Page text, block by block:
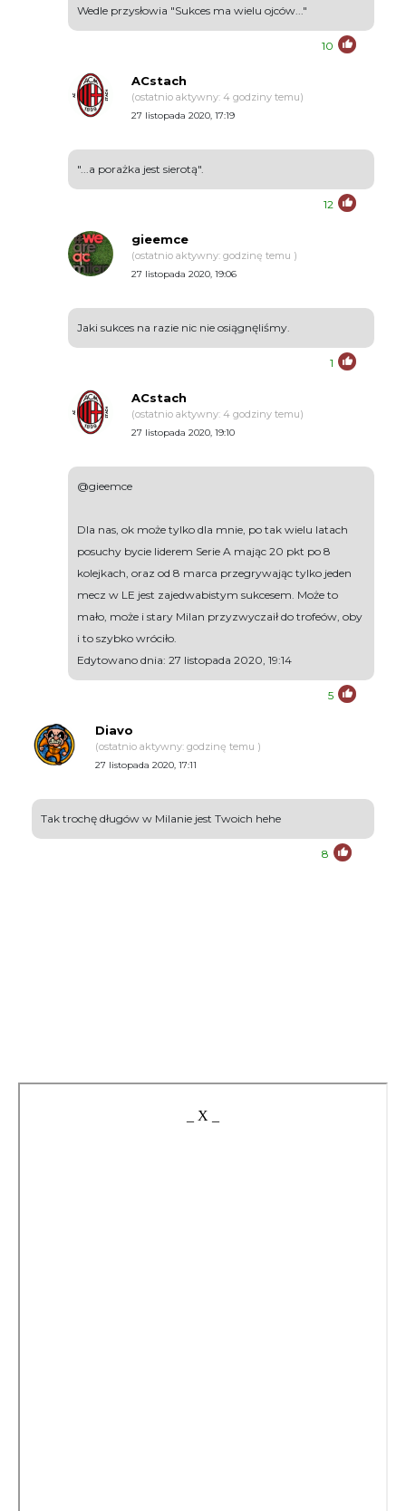
Wedle przysłowia "Sukces ma wielu ojców..."
10
ACstach
(ostatnio aktywny: 4 godziny temu)
27 listopada 2020, 17:19
"...a porażka jest sierotą".
12
gieemce
(ostatnio aktywny: godzinę temu )
27 listopada 2020, 19:06
Jaki sukces na razie nic nie osiągnęliśmy.
1
ACstach
(ostatnio aktywny: 4 godziny temu)
27 listopada 2020, 19:10
@gieemce
Dla nas, ok może tylko dla mnie, po tak wielu latach
posuchy bycie liderem Serie A mając 20 pkt po 8
kolejkach, oraz od 8 marca przegrywając tylko jeden
mecz w LE jest zajedwabistym sukcesem. Może to
mało, może i stary Milan przyzwyczaił do trofeów, oby
i to szybko wróciło.
Edytowano dnia: 27 listopada 2020, 19:14
5
Diavo
(ostatnio aktywny: godzinę temu )
27 listopada 2020, 17:11
Tak trochę długów w Milanie jest Twoich hehe
8